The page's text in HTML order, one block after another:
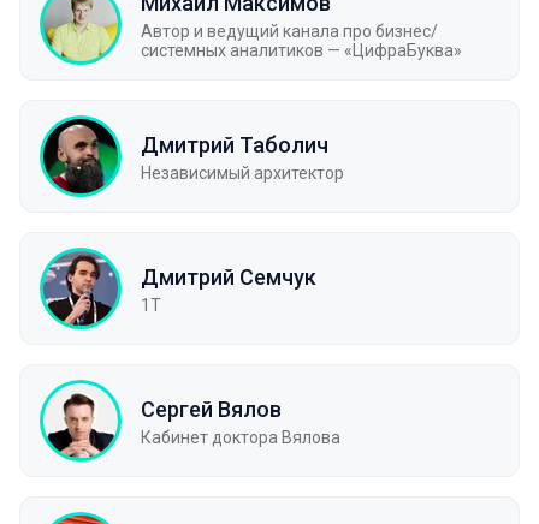
Автор и ведущий канала про бизнес/
системных аналитиков — «ЦифраБуква»
Дмитрий Таболич
Независимый архитектор
Дмитрий Семчук
1Т
Сергей Вялов
Кабинет доктора Вялова